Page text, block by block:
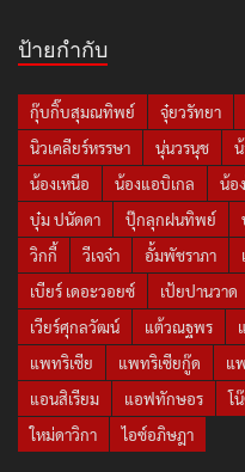
ป้ายกำกับ
กุ๊บกิ๊บสุมณทิพย์ จุ๋ยวรัทยา
นิวเคลียร์หรรษา
นุ่นวรนุช
น้องเหนือ
น้องแอบิเกล น้อ
บุ๋ม ปนัดดา
ปุ๊กลุกฝนทิพย์
วิกกี้
วีเจจ๋า อั้มพัชราภา
เบียร์ เดอะวอยซ์
เป้ยปานวาด
เวียร์ศุกลวัฒน์
แต้วณฐพร
แพทริเซีย
แพทริเซียกู๊ด แ
แอนสิเรียม
แอฟทักษอร โ
ใหม่ดาวิกา
ไอซ์อภิษฎา